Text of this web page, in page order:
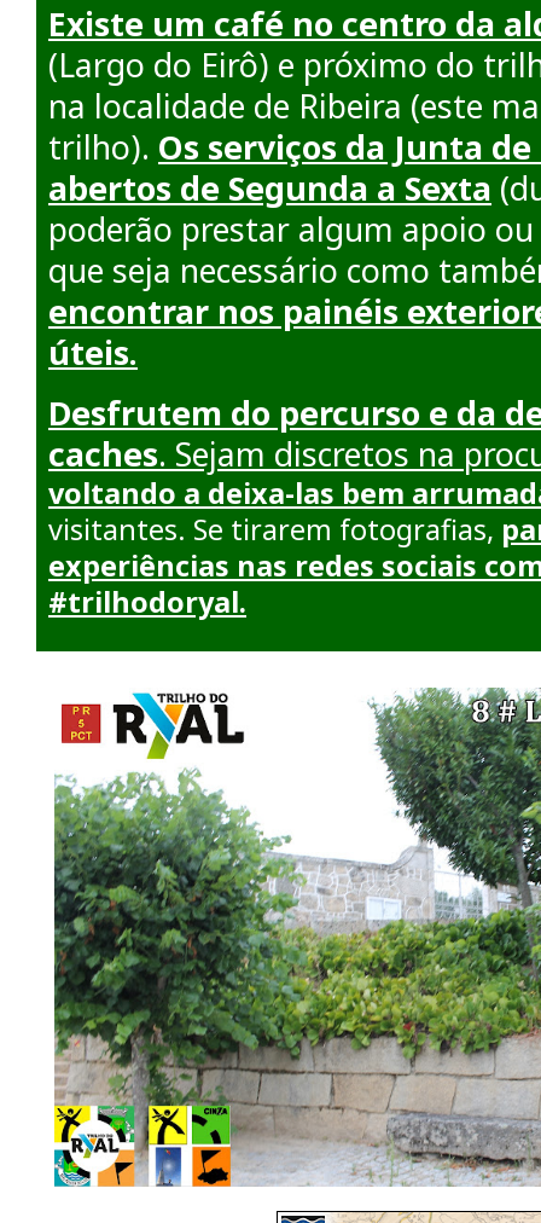
Existe um café no centro da
(Largo do Eirô) e próximo do
na localidade de Ribeira (este
trilho). Os serviços da Junta
abertos de Segunda a Sexta
poderão prestar algum apoio
que seja necessário como
encontrar nos painéis
úteis.
Desfrutem do percurso e da
caches. Sejam discretos na
voltando a deixa-las bem
visitantes. Se tirarem fotografias,
experiências nas redes sociais
#trilhodoryal.